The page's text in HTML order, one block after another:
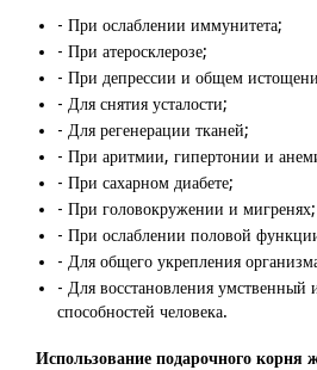
- При ослаблении иммунитета;
- При атеросклерозе;
- При депрессии и общем
- Для снятия усталости;
- Для регенерации тканей;
- При аритмии, гипертонии и
- При сахарном диабете;
- При головокружении и мигренях;
- При ослаблении половой
- Для общего укрепления
- Для восстановления умственный
способностей человека.
Использование подарочного корня